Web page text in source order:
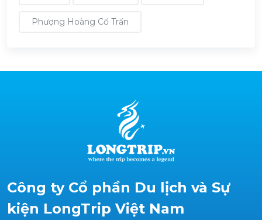
Phượng Hoàng Cổ Trấn
Công ty Cổ phần Du lịch và Sự
kiện LongTrip Việt Nam